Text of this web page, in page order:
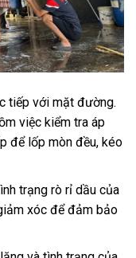
tiếp với mặt đường.
việc kiểm tra áp
để lốp mòn đều, kéo
trạng rò rỉ dầu của
xóc để đảm bảo